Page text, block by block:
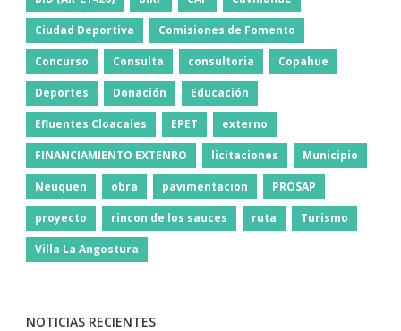
Ciudad Deportiva Comisiones de Fomento
Concurso Consulta consultoria Copahue
Deportes Donación Educación
Efluentes Cloacales EPET externo
FINANCIAMIENTO EXTENRO licitaciones Municipio
Neuquen obra pavimentacion PROSAP
proyecto rincon de los sauces ruta Turismo
Villa La Angostura
NOTICIAS RECIENTES